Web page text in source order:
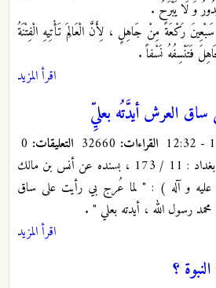
وَ لَا يَبْرَحُ .
رَكْعَةً مِنْ جَاهِلٍ ، لِأَنَّ الْعَالِمَ تَأْتِيهِ الْفِتْنَةُ
فَتَنْسِفُهُ نَسْفاً .
اقرأ المزيد
العرش أيدَّتُه بعليِّ
القراءات: التعليقات:
روى في تاريخ بغداد : 11 / 173 ، بسنده عن أنس بن مالك
عليه و آله ) : " لما عُرج بي رأيت على ساق
محمد رسول الله ، أيدته بعلي " .
اقرأ المزيد
؟